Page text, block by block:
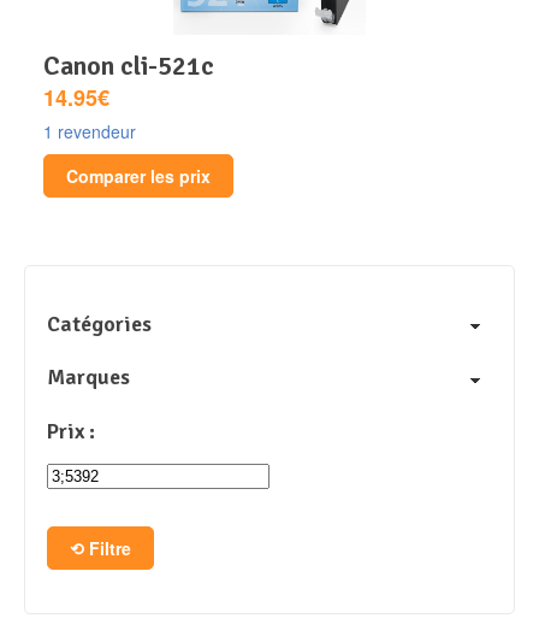
canon cli-521c
14.95€
1 revendeur
Comparer les prix
Catégories
Marques
Prix :
Filtre